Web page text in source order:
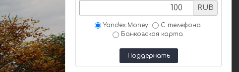
RUB
Yandex.Money
С телефона
Банковская карта
Поддержать